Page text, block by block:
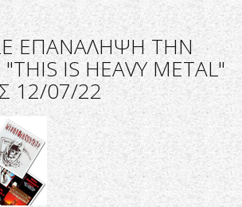
ΕΠΑΝΑΛΗΨΗ ΤΗΝ
IS HEAVY METAL"
12/07/22